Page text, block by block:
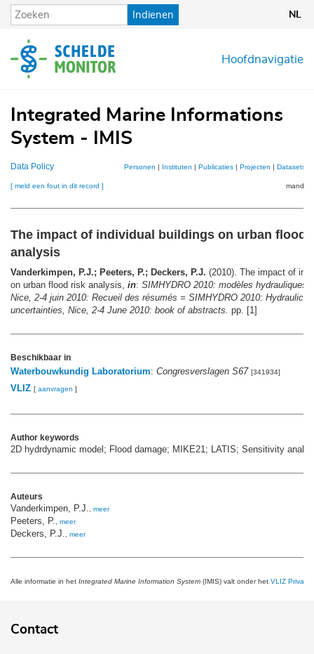
Overslaan
en
de
inhoud
Indienen NL
Hoofdnavigatie
Integrated Marine Informations
System - IMIS
Data Policy Personen | Instituten | Publicaties| Projecten | Datasets
[ meld een fout in dit record ] mandje
The impact of individual buildings on urban flood
analysis
Vanderkimpen, P.J.; Peeters, P.; Deckers, P.J. (2010). The impact of
on urban flood risk analysis, in: SIMHYDRO 2010: modèles hydrauliques
Nice, 2-4 juin 2010: Recueil des résumés = SIMHYDRO 2010: Hydraulic
uncertainties, Nice, 2-4 June 2010: book of abstracts. pp. [1]
Beschikbaar in
Waterbouwkundig Laboratorium: Congresverslagen S67 [341934]
VLIZ [ aanvragen ]
Author keywords
2D hydrdynamic model; Flood damage; MIKE21; LATIS; Sensitivity
Auteurs
Vanderkimpen, P.J. meer
Peeters, P. meer
Deckers, P.J. meer
Alle informatie in het Integrated Marine Information System (IMIS) valt onder het VLIZ Privacy
Contact